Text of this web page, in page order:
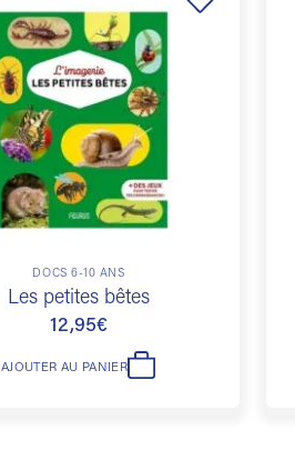
DOCS 6-10 ANS
Les petites bêtes
12,95€
AJOUTER AU PANIER